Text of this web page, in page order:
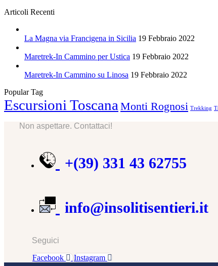
Articoli Recenti
La Magna via Francigena in Sicilia 19 Febbraio 2022
Maretrek-In Cammino per Ustica 19 Febbraio 2022
Maretrek-In Cammino su Linosa 19 Febbraio 2022
Popular Tag
Escursioni Toscana Monti Rognosi Trekking
Non aspettare. Contattaci!
+(39) 331 43 62755
info@insolitisentieri.it
Seguici
Facebook
Instagram